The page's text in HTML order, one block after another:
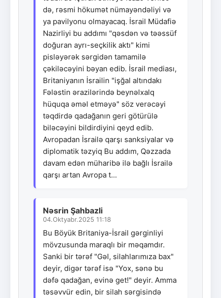
də, rəsmi hökumət nümayəndəliyi və
ya pavilyonu olmayacaq. İsrail Müdafiə
Nazirliyi bu addımı "qəsdən və təəssüf
doğuran ayrı-seçkilik aktı" kimi
pisləyərək sərgidən tamamilə
çəkiləcəyini bəyan edib. İsrail mediası,
Britaniyanın İsrailin "işğal altındakı
Fələstin ərazilərində beynəlxalq
hüquqa əməl etməyə" söz verəcəyi
təqdirdə qadağanın geri götürülə
biləcəyini bildirdiyini qeyd edib.
Avropadan İsrailə qarşı sanksiyalar və
diplomatik təzyiq Bu addım, Qəzzada
davam edən müharibə ilə bağlı İsrailə
qarşı artan Avropa t...
Nəsrin Şahbazli
04.Oktyabr.2025 11:18
Bu Böyük Britaniya-İsrail gərginliyi
mövzusunda maraqlı bir məqamdır.
Sanki bir tərəf "Gəl, silahlarımıza bax"
deyir, digər tərəf isə "Yox, sənə bu
dəfə qadağan, evinə get!" deyir. Amma
təsəvvür edin, bir silah sərgisində